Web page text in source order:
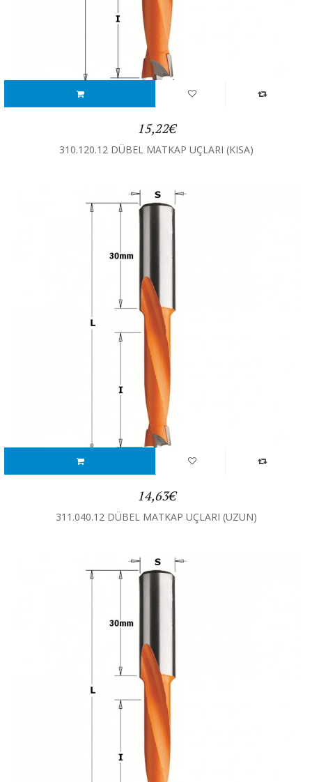
310.120.12 DÜBEL MATKAP UÇLARI (KISA)
15,22€
311.040.12 DÜBEL MATKAP UÇLARI (UZUN)
14,63€